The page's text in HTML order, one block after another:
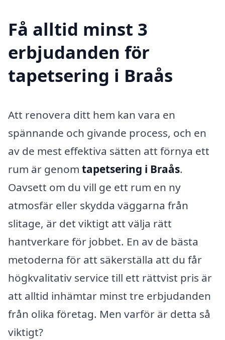
Få alltid minst 3
erbjudanden för
tapetsering i Braås
Att renovera ditt hem kan vara en
spännande och givande process, och en
av de mest effektiva sätten att förnya ett
rum är genom tapetsering i Braås.
Oavsett om du vill ge ett rum en ny
atmosfär eller skydda väggarna från
slitage, är det viktigt att välja rätt
hantverkare för jobbet. En av de bästa
metoderna för att säkerställa att du får
högkvalitativ service till ett rättvist pris är
att alltid inhämtar minst tre erbjudanden
från olika företag. Men varför är detta så
viktigt?